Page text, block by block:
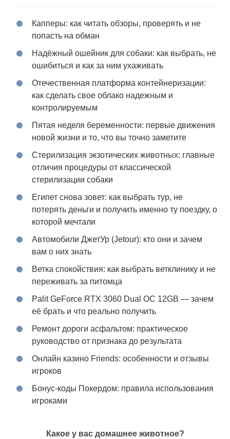
Капперы: как читать обзоры, проверять и не
попасть на обман
Надёжный ошейник для собаки: как выбрать, не
ошибиться и как за ним ухаживать
Отечественная платформа контейнеризации:
как сделать свое облако надежным и
контролируемым
Пятая неделя беременности: первые движения
новой жизни и то, что вы точно заметите
Стерилизация экзотических животных: главные
отличия процедуры от классической
стерилизации собаки
Египет снова зовет: как выбрать тур, не
потерять деньги и получить именно ту поездку, о
которой мечтали
Автомобили ДжетУр (Jetour): кто они и зачем
вам о них знать
Ветка спокойствия: как выбрать ветклинику и не
переживать за питомца
Palit GeForce RTX 3060 Dual OC 12GB — зачем
её брать и что реально получить
Ремонт дороги асфальтом: практическое
руководство от признака до результата
Онлайн казино Friends: особенности и отзывы
игроков
Бонус-коды Покердом: правила использования
игроками
Какое у вас домашнее животное?